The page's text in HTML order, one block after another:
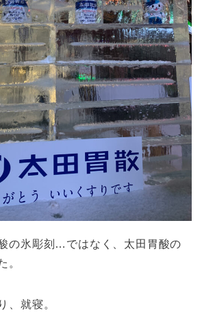
の氷彫刻…ではなく、太田胃酸の
。
、就寝。